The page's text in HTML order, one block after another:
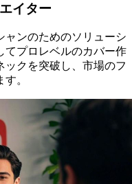
イター
ャンのためのソリューシ
てプロレベルのカバー作
ックを突破し、市場のフ
。